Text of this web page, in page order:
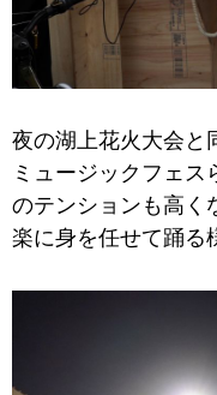
夜の湖上花火大会と
ミュージックフェ
のテンションも高く
楽に身を任せて踊る